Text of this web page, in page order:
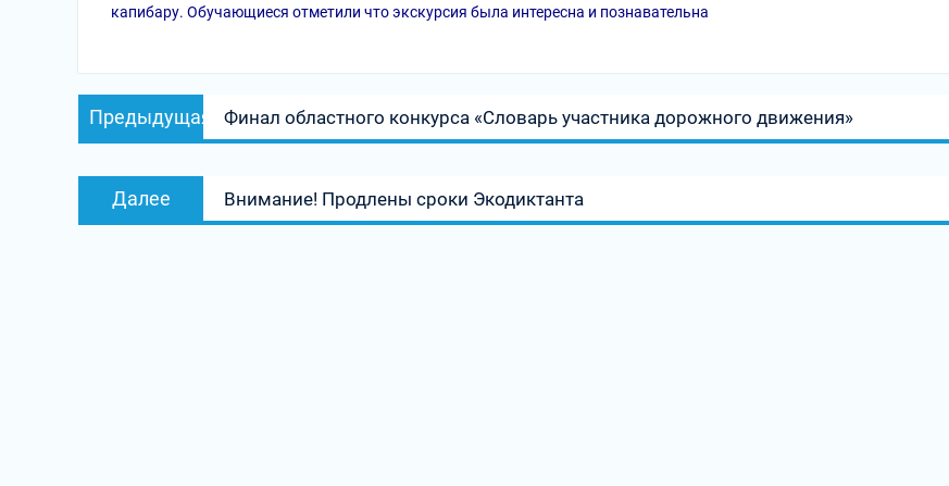
капибару. Обучающиеся отметили что экскурсия была интересна и познавательна
Навигация
по
Предыдущая
Предыдущая
запись:
Финал областного конкурса «Словарь участника дорожного движения»
Далее
запись:
Внимание! Продлены сроки Экодиктанта